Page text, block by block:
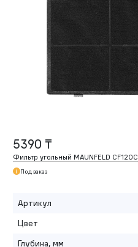
5390 ₸
Фильтр угольный MAUNFELD CF120C
Под заказ
Артикул
Цвет
Глубина, мм